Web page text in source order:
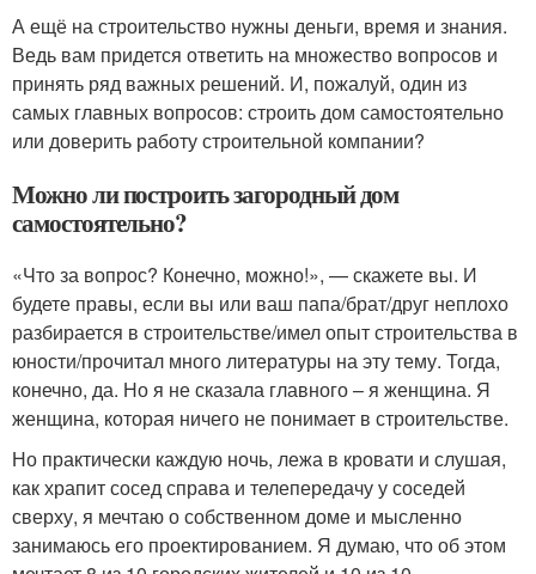
А ещё на строительство нужны деньги, время и знания.
Ведь вам придется ответить на множество вопросов и
принять ряд важных решений. И, пожалуй, один из
самых главных вопросов: строить дом самостоятельно
или доверить работу строительной компании?
Можно ли построить загородный дом
самостоятельно?
«Что за вопрос? Конечно, можно!», — скажете вы. И
будете правы, если вы или ваш папа/брат/друг неплохо
разбирается в строительстве/имел опыт строительства в
юности/прочитал много литературы на эту тему. Тогда,
конечно, да. Но я не сказала главного – я женщина. Я
женщина, которая ничего не понимает в строительстве.
Но практически каждую ночь, лежа в кровати и слушая,
как храпит сосед справа и телепередачу у соседей
сверху, я мечтаю о собственном доме и мысленно
занимаюсь его проектированием. Я думаю, что об этом